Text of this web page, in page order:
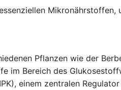
Mikronährstoffen,
Pflanzen wie der
im Bereich des
einem zentralen